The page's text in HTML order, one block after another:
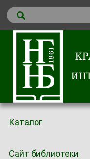
Каталог
Сайт библиотеки